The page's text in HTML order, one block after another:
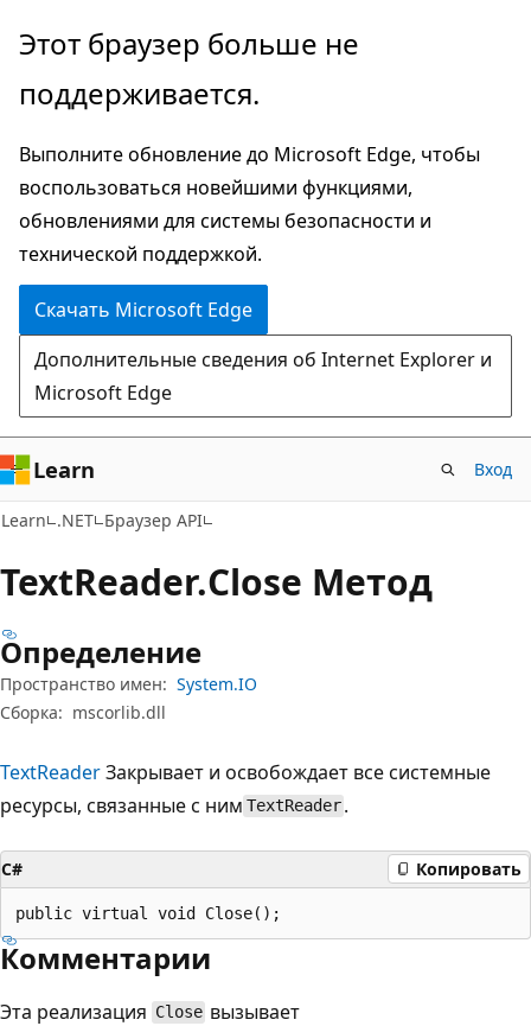
Пропустить
перейти
основному
содержимому
Переход
навигации
странице
Этот браузер больше не
поддерживается.
Выполните обновление до Microsoft Edge, чтобы
воспользоваться новейшими функциями,
обновлениями для системы безопасности и
технической поддержкой.
Скачать Microsoft Edge
Дополнительные сведения об Internet Explorer и
Microsoft Edge
Learn Вход
Learn .NET Браузер API
TextReader.Close Метод
Определение
Пространство имен: System.IO
Сборка: mscorlib.dll
TextReaderЗакрывает и освобождает все системные
ресурсы, связанные с ним TextReader .
C# Копировать
public virtual void Close();
Комментарии
Эта реализация Close вызывает